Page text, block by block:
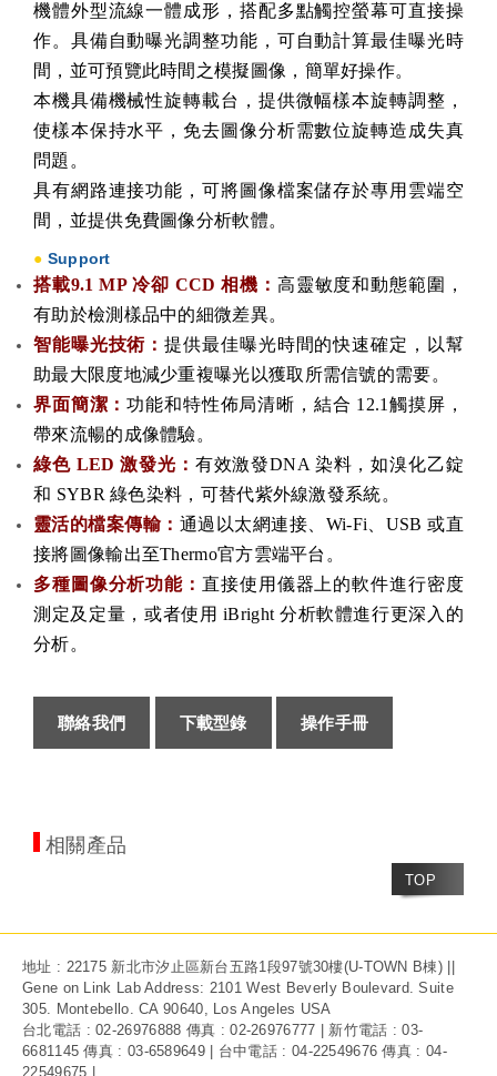
機體外型流線一體成形，搭配多點觸控螢幕可直接操
作。具備自動曝光調整功能，可自動計算最佳曝光時
間，並可預覽此時間之模擬圖像，簡單好操作。
本機具備機械性旋轉載台，提供微幅樣本旋轉調整，
使樣本保持水平，免去圖像分析需數位旋轉造成失真
問題。
具有網路連接功能，可將圖像檔案儲存於專用雲端空
間，並提供免費圖像分析軟體。
● Support
搭載9.1 MP 冷卻 CCD 相機： 高靈敏度和動態範圍，
有助於檢測樣品中的細微差異。
智能曝光技術：提供最佳曝光時間的快速確定，以幫
助最大限度地減少重複曝光以獲取所需信號的需要。
界面簡潔：功能和特性佈局清晰，結合 12.1觸摸屏，
帶來流暢的成像體驗。
綠色 LED 激發光： 有效激發DNA 染料，如溴化乙錠
和 SYBR 綠色染料，可替代紫外線激發系統。
靈活的檔案傳輸： 通過以太網連接、Wi-Fi、USB 或直
接將圖像輸出至Thermo官方雲端平台 。
多種圖像分析功能：直接使用儀器上的軟件進行密度
測定及定量，或者使用 iBright 分析軟體進行更深入的
分析。
聯絡我們 下載型錄 操作手冊
相關產品
TOP
地址 : 22175 新北市汐止區新台五路1段97號30樓(U-TOWN B棟) ||
Gene on Link Lab Address: 2101 West Beverly Boulevard. Suite
305. Montebello. CA 90640, Los Angeles USA
台北電話 : 02-26976888 傳真 : 02-26976777 | 新竹電話 : 03-
6681145 傳真 : 03-6589649 | 台中電話 : 04-22549676 傳真 : 04-
22549675 |